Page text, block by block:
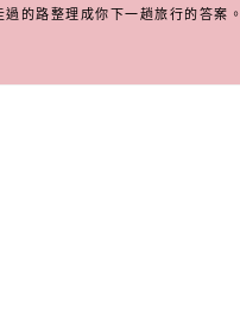
的路整理成你下一趟旅行的答案。